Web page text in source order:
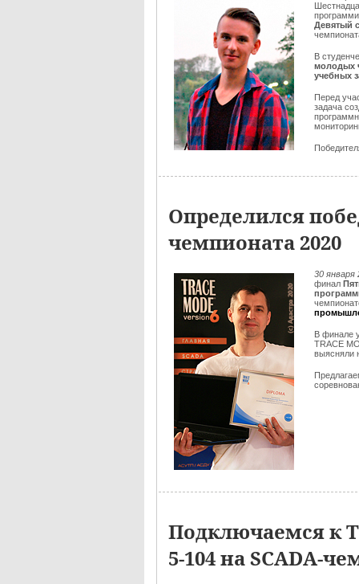
Девятый
В
молодых
учебных
Перед
задача
Определился
чемпионата 2020
30 января
финал
В финале
TRACE
выясняли
Подключаемся к
5-104 на SCADA-